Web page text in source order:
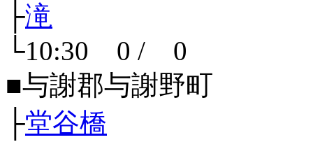
├滝
└10:30 0 / 0
■与謝郡与謝野町
├堂谷橋